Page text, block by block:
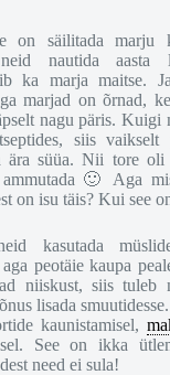
on säilitada marju
nautida aasta
ka marja maitse.
marjad on õrnad,
nagu päris.
siis
ära süüa. Nii tore
ammutada 🙂 Aga
on isu täis? Kui see
kasutada
peotäie kaupa
niiskust, siis tuleb
lisada
kaunistamisel,
See on ikka
need ei sula!